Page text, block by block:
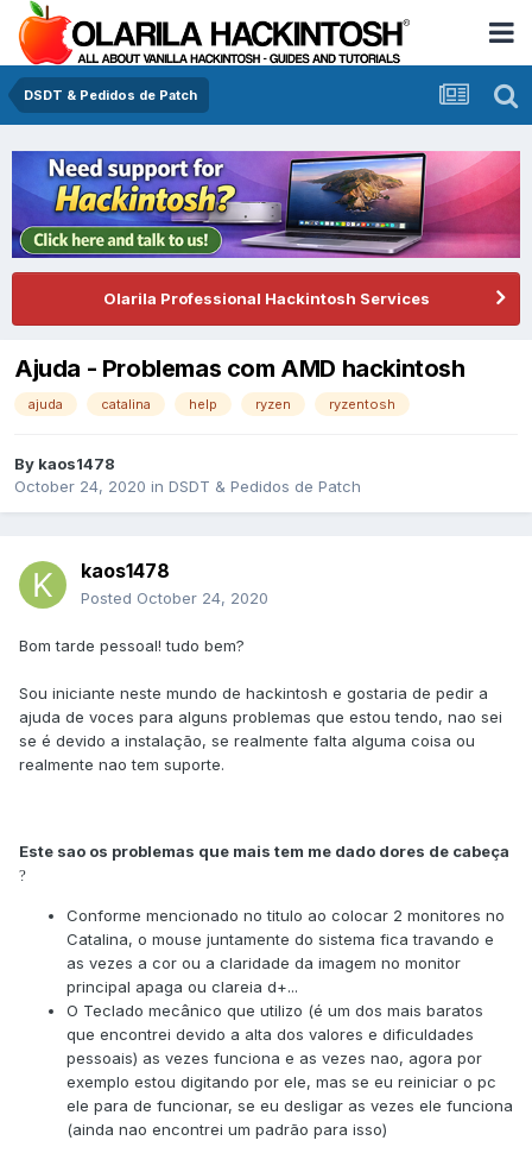
DSDT & Pedidos de Patch
Olarila Professional Hackintosh Services
Ajuda - Problemas com AMD hackintosh
ajuda catalina help ryzen ryzentosh
By kaos1478
October 24, 2020 in DSDT & Pedidos de Patch
kaos1478
Posted October 24, 2020
Bom tarde pessoal! tudo bem?
Sou iniciante neste mundo de hackintosh e gostaria de pedir a
ajuda de voces para alguns problemas que estou tendo, nao sei
se é devido a instalação, se realmente falta alguma coisa ou
realmente nao tem suporte.
Este sao os problemas que mais tem me dado dores de cabeça
?
Conforme mencionado no titulo ao colocar 2 monitores no
Catalina, o mouse juntamente do sistema fica travando e
as vezes a cor ou a claridade da imagem no monitor
principal apaga ou clareia d+...
O Teclado mecânico que utilizo (é um dos mais baratos
que encontrei devido a alta dos valores e dificuldades
pessoais) as vezes funciona e as vezes nao, agora por
exemplo estou digitando por ele, mas se eu reiniciar o pc
ele para de funcionar, se eu desligar as vezes ele funciona
(ainda nao encontrei um padrão para isso)